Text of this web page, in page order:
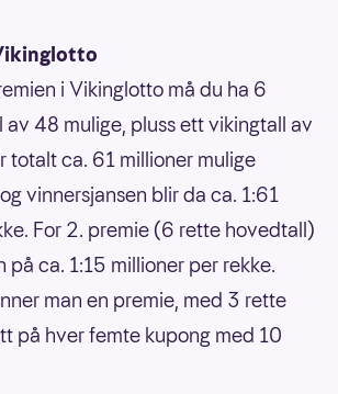
i Vikinglotto må du ha 6
48 mulige, pluss ett vikingtall av
totalt ca. 61 millioner mulige
vinnersjansen blir da ca. 1:61
For 2. premie (6 rette hovedtall)
på ca. 1:15 millioner per rekke.
man en premie, med 3 rette
på hver femte kupong med 10